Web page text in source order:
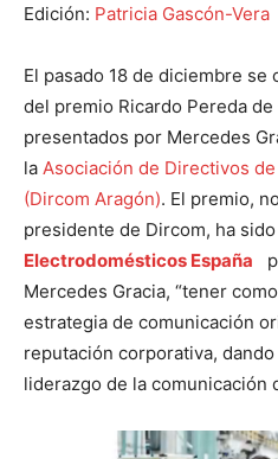
Edición: Patricia Gascón-Vera
El pasado 18 de diciembre
del premio Ricardo Pereda
presentados por Mercedes
la Asociación de Directivos
(Dircom Aragón). El premio,
presidente de Dircom, ha
Electrodomésticos España
Mercedes Gracia, “tener
estrategia de comunicación
reputación corporativa,
liderazgo de la comunicación